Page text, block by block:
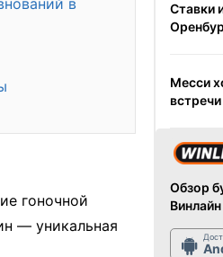
в
гоночной
— уникальная
Ставки
Месси
Обзор
Винлайн